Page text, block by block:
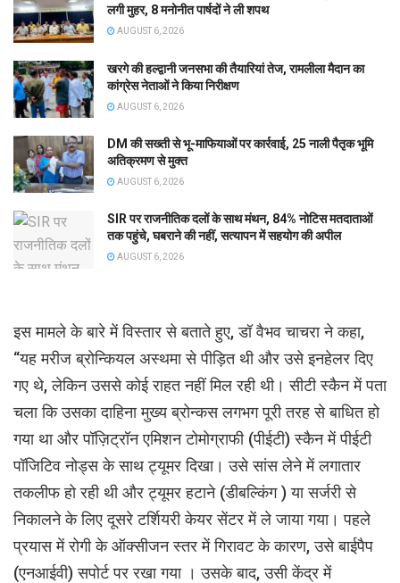
लगी मुहर, 8 मनोनीत पार्षदों ने ली शपथ
AUGUST 6, 2026
खरगे की हल्द्वानी जनसभा की तैयारियां तेज, रामलीला मैदान का
कांग्रेस नेताओं ने किया निरीक्षण
AUGUST 6, 2026
DM की सख्ती से भू-माफियाओं पर कार्रवाई, 25 नाली पैतृक भूमि
अतिक्रमण से मुक्त
AUGUST 6, 2026
SIR पर राजनीतिक दलों के साथ मंथन, 84% नोटिस मतदाताओं
तक पहुंचे, घबराने की नहीं, सत्यापन में सहयोग की अपील
AUGUST 6, 2026
इस मामले के बारे में विस्तार से बताते हुए, डॉ वैभव चाचरा ने कहा,
“यह मरीज ब्रोन्कियल अस्थमा से पीड़ित थी और उसे इनहेलर दिए
गए थे, लेकिन उससे कोई राहत नहीं मिल रही थी। सीटी स्कैन में पता
चला कि उसका दाहिना मुख्य ब्रोन्कस लगभग पूरी तरह से बाधित हो
गया था और पॉज़िट्रॉन एमिशन टोमोग्राफी (पीईटी) स्कैन में पीईटी
पॉजिटिव नोड्स के साथ ट्यूमर दिखा। उसे सांस लेने में लगातार
तकलीफ हो रही थी और ट्यूमर हटाने (डीबल्किंग ) या सर्जरी से
निकालने के लिए दूसरे टर्शियरी केयर सेंटर में ले जाया गया। पहले
प्रयास में रोगी के ऑक्सीजन स्तर में गिरावट के कारण, उसे बाईपैप
(एनआईवी) सपोर्ट पर रखा गया । उसके बाद, उसी केंद्र में